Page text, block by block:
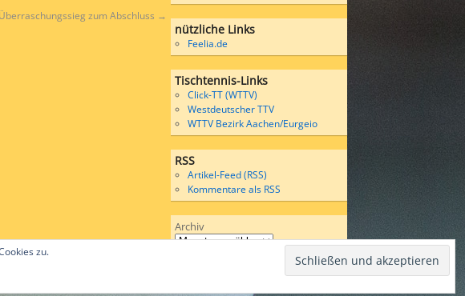
zum Abschluss →
nützliche Links
Feelia.de
Tischtennis-Links
Click-TT (WTTV)
Westdeutscher TTV
WTTV Bezirk Aachen/Eurgeio
RSS
Artikel-Feed (RSS)
Kommentare als RSS
Archiv
Wordpress
zu.